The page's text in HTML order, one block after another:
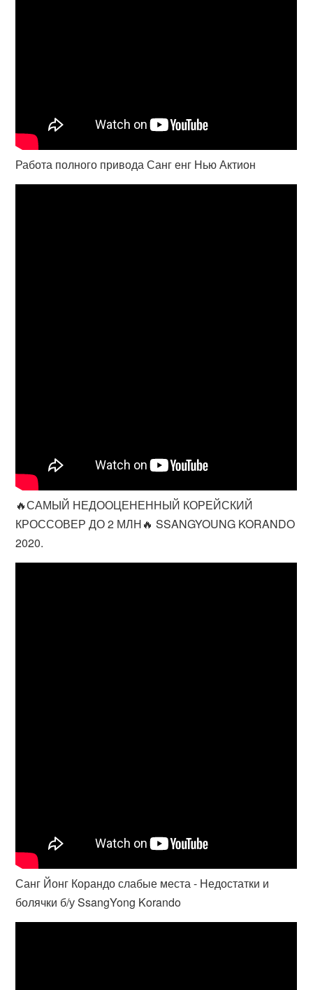
Работа полного привода Санг енг Нью Актион
🔥САМЫЙ НЕДООЦЕНЕННЫЙ КОРЕЙСКИЙ
КРОССОВЕР ДО 2 МЛН🔥 SSANGYOUNG KORANDO
2020.
Санг Йонг Корандо слабые места - Недостатки и
болячки б/у SsangYong Korando